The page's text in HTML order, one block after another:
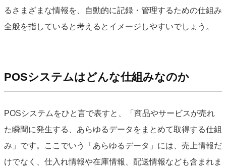
るさまざまな情報を、自動的に記録・管理するための仕組み
全般を指していると考えるとイメージしやすいでしょう。
POSシステムはどんな仕組みなのか
POSシステムをひと言で表すと、「商品やサービスが売れ
た瞬間に発生する、あらゆるデータをまとめて取得する仕組
み」です。ここでいう「あらゆるデータ」には、売上情報だ
けでなく、仕入れ情報や在庫情報、配送情報なども含まれま